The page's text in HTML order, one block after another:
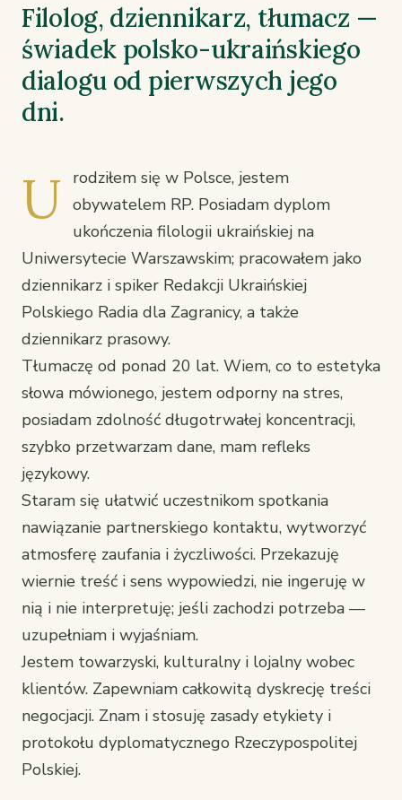
Filolog, dziennikarz, tłumacz —
świadek polsko-ukraińskiego
dialogu od pierwszych jego
dni.
U
rodziłem się w Polsce, jestem
obywatelem RP. Posiadam dyplom
ukończenia filologii ukraińskiej na
Uniwersytecie Warszawskim; pracowałem jako
dziennikarz i spiker Redakcji Ukraińskiej
Polskiego Radia dla Zagranicy, a także
dziennikarz prasowy.
Tłumaczę od ponad 20 lat. Wiem, co to estetyka
słowa mówionego, jestem odporny na stres,
posiadam zdolność długotrwałej koncentracji,
szybko przetwarzam dane, mam refleks
językowy.
Staram się ułatwić uczestnikom spotkania
nawiązanie partnerskiego kontaktu, wytworzyć
atmosferę zaufania i życzliwości. Przekazuję
wiernie treść i sens wypowiedzi, nie ingeruję w
nią i nie interpretuję; jeśli zachodzi potrzeba —
uzupełniam i wyjaśniam.
Jestem towarzyski, kulturalny i lojalny wobec
klientów. Zapewniam całkowitą dyskrecję treści
negocjacji. Znam i stosuję zasady etykiety i
protokołu dyplomatycznego Rzeczypospolitej
Polskiej.